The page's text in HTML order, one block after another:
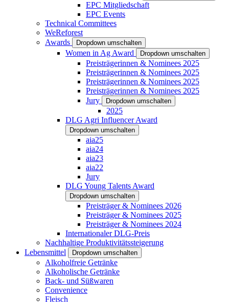
EPC Mitgliedschaft
EPC Events
Technical Committees
WeReforest
Awards
Dropdown umschalten
Women in Ag Award Dropdown umschalten
Preisträgerinnen & Nominees 2025
Preisträgerinnen & Nominees 2025
Preisträgerinnen & Nominees 2025
Preisträgerinnen & Nominees 2025
Jury
Dropdown umschalten
2025
DLG Agri Influencer Award
Dropdown umschalten
aia25
aia24
aia23
aia22
Jury
DLG Young Talents Award
Dropdown umschalten
Preisträger & Nominees 2026
Preisträger & Nominees 2025
Preisträger & Nominees 2024
Internationaler DLG-Preis
Nachhaltige Produktivitätssteigerung
Lebensmittel
Dropdown umschalten
Alkoholfreie Getränke
Alkoholische Getränke
Back- und Süßwaren
Convenience
Fleisch